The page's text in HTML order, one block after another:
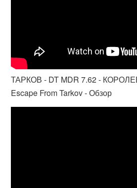
ТАРКОВ - DT MDR 7.62 -
Escape From Tarkov - Обзор